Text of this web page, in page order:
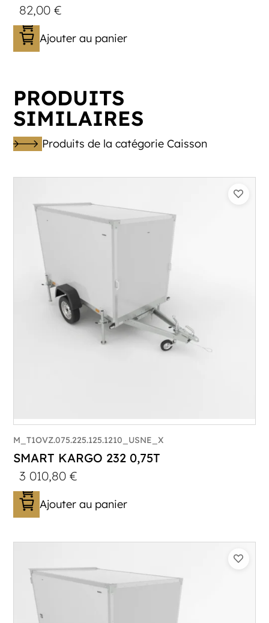
82,00€
Ajouter au panier
PRODUITS
SIMILAIRES
Produits de la catégorie Caisson
Catégorie :Caisson
PTAC :
300-750
Poids à vide (kg) :
M_T1OVZ.075.225.125.1210_USNE_X
SMART KARGO 232 0,75T
3 010,80€
Ajouter au panier